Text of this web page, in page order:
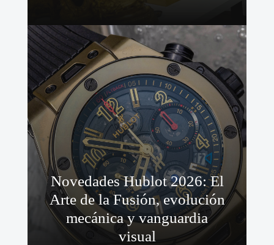
Novedades Hublot 2026: El
Arte de la Fusión, evolución
mecánica y vanguardia
visual